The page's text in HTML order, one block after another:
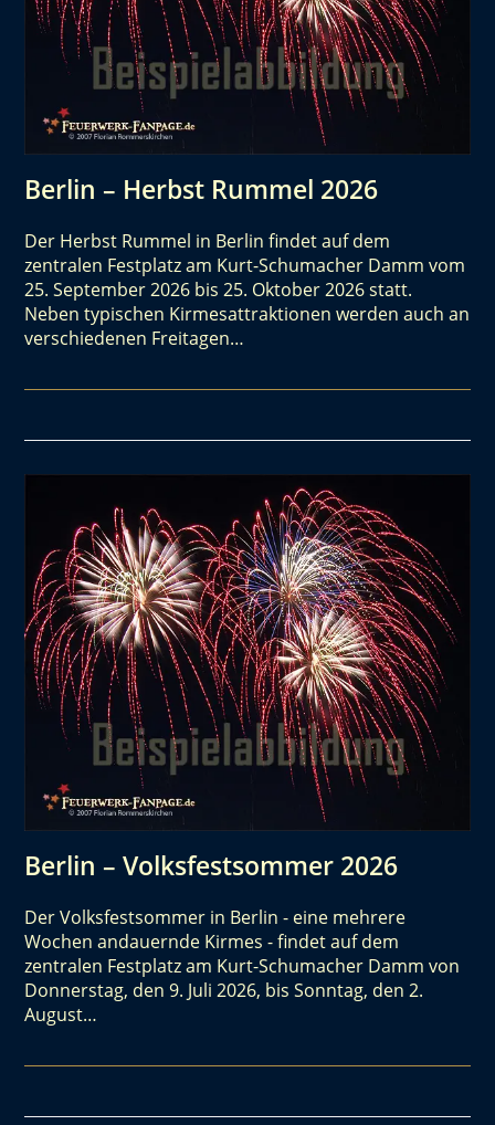
Berlin – Herbst Rummel 2026
Der Herbst Rummel in Berlin findet auf dem
zentralen Festplatz am Kurt-Schumacher Damm vom
25. September 2026 bis 25. Oktober 2026 statt.
Neben typischen Kirmesattraktionen werden auch an
verschiedenen Freitagen…
Berlin – Volksfestsommer 2026
Der Volksfestsommer in Berlin - eine mehrere
Wochen andauernde Kirmes - findet auf dem
zentralen Festplatz am Kurt-Schumacher Damm von
Donnerstag, den 9. Juli 2026, bis Sonntag, den 2.
August…